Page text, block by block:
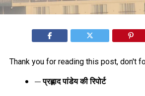
Thank you for reading this post, don't
— प्रह्लाद पांडेय की रिपोर्ट